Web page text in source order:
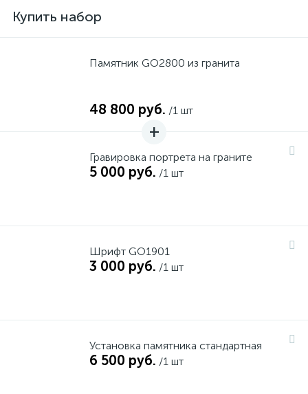
Купить набор
Памятник GO2800 из гранита
48 800 руб. /1 шт
Гравировка портрета на граните
5 000 руб. /1 шт
Шрифт GO1901
3 000 руб. /1 шт
Установка памятника стандартная
6 500 руб. /1 шт